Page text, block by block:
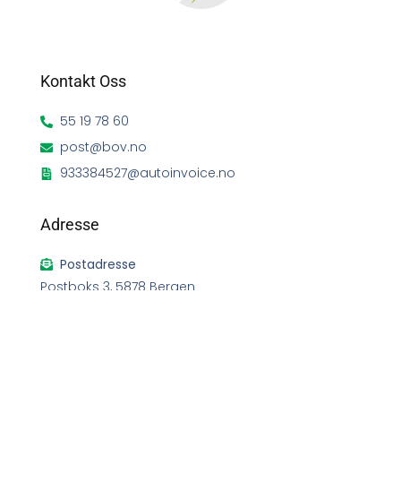
Kontakt Oss
55 19 78 60
post@bov.no
933384527@autoinvoice.no
Adresse
Postadresse
Postboks 3, 5878 Bergen